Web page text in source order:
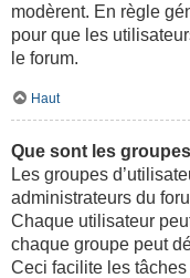
modèrent. En règle
pour que les
le forum.
Haut
Que sont les
Les groupes
administrateurs du
Chaque utilisateur
chaque groupe peut
Ceci facilite les